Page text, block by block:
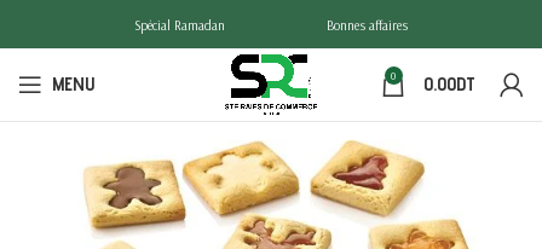
Spécial Ramadan Bonnes affaires
MENU 0 0.00DT